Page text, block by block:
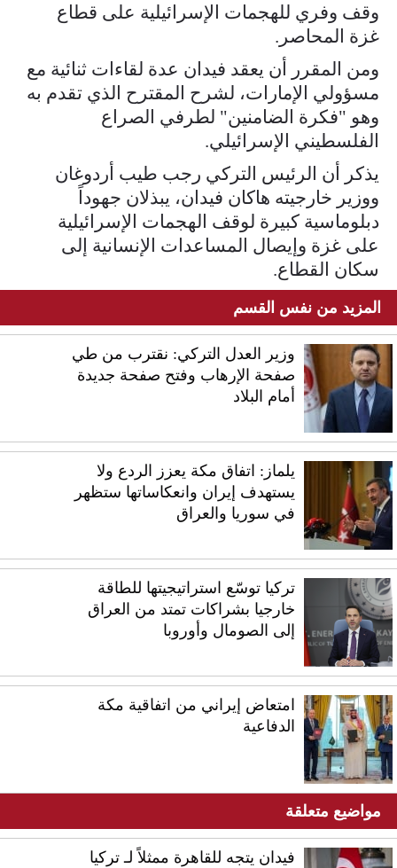
وقف وفري للهجمات الإسرائيلية على قطاع
غزة المحاصر.
ومن المقرر أن يعقد فيدان عدة لقاءات ثنائية مع
مسؤولي الإمارات، لشرح المقترح الذي تقدم به
وهو "فكرة الضامنين" لطرفي الصراع
الفلسطيني الإسرائيلي.
يذكر أن الرئيس التركي رجب طيب أردوغان
ووزير خارجيته هاكان فيدان، يبذلان جهوداً
دبلوماسية كبيرة لوقف الهجمات الإسرائيلية
على غزة وإيصال المساعدات الإنسانية إلى
سكان القطاع.
المزيد من نفس القسم
وزير العدل التركي: نقترب من طي
صفحة الإرهاب وفتح صفحة جديدة
أمام البلاد
يلماز: اتفاق مكة يعزز الردع ولا
يستهدف إيران وانعكاساتها ستظهر
في سوريا والعراق
تركيا توسّع استراتيجيتها للطاقة
خارجيا بشراكات تمتد من العراق
إلى الصومال وأوروبا
امتعاض إيراني من اتفاقية مكة
الدفاعية
مواضيع متعلقة
فيدان يتجه للقاهرة ممثلاً لـ تركيا